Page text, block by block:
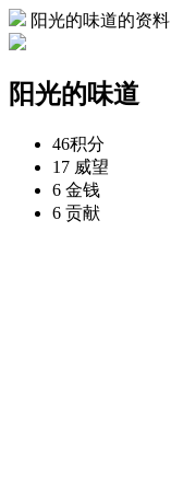
阳光的味道的资料
阳光的味道
46积分
17 威望
6 金钱
6 贡献